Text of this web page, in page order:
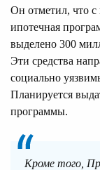
Он отметил, что с
ипотечная
выделено 300
Эти средства
социально
Планируется
программы.
Кроме того,